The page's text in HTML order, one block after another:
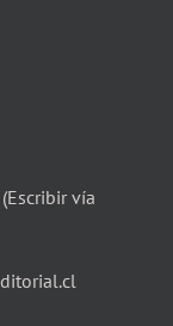
vía